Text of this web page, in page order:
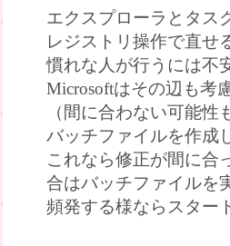
エクスプローラとタス
レジストリ操作で直せ
慣れな人が行うには不
Microsoftはその辺も考
（間に合わない可能
バッチファイルを作成
これなら修正が間に合
合はバッチファイルを
頻発する様ならスター